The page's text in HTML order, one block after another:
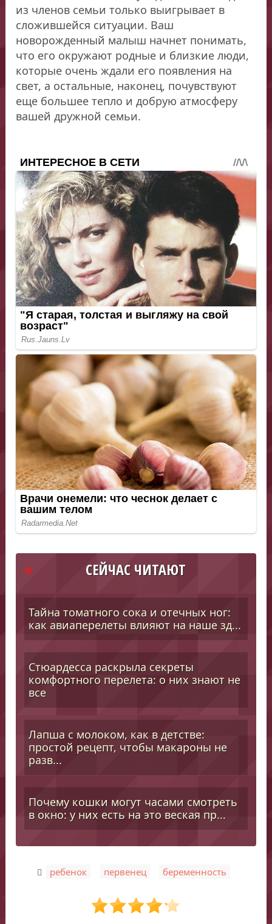
из членов семьи только выигрывает в
сложившейся ситуации. Ваш
новорожденный малыш начнет понимать,
что его окружают родные и близкие люди,
которые очень ждали его появления на
свет, а остальные, наконец, почувствуют
еще большее тепло и добрую атмосферу
вашей дружной семьи.
СЕЙЧАС ЧИТАЮТ
Тайна томатного сока и отечных ног:
как авиаперелеты влияют на наше зд...
Стюардесса раскрыла секреты
комфортного перелета: о них знают не
все
Лапша с молоком, как в детстве:
простой рецепт, чтобы макароны не
разв...
Почему кошки могут часами смотреть
в окно: у них есть на это веская пр...
ребенок первенец беременность